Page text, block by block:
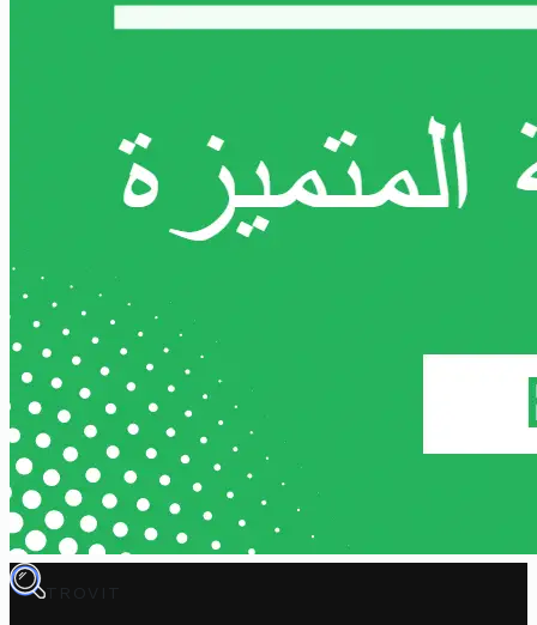
TROVIT